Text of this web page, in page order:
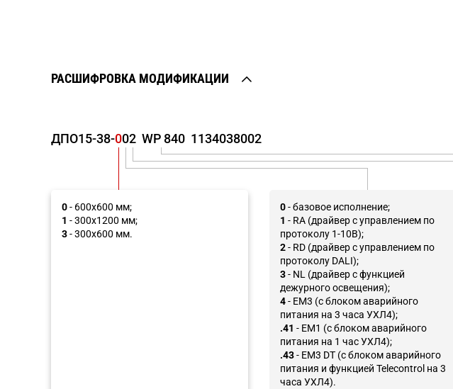
РАСШИФРОВКА МОДИФИКАЦИИ
ДПО15-38-002 WP 840 1134038002
0- 600х600 мм;
1 - 300х1200 мм;
3- 300х600 мм.
0- базовое исполнение;
1 - RA (драйвер с управлением по
протоколу 1-10В);
2- RD (драйвер с управлением по
протоколу DALI);
3- NL (драйвер с функцией
дежурного освещения);
4- EM3 (с блоком аварийного
питания на 3 часа УХЛ4);
.41 - EM1 (с блоком аварийного
питания на 1 час УХЛ4);
.43- EM3 DT (с блоком аварийного
питания и функцией Telecontrol на 3
часа УХЛ4).